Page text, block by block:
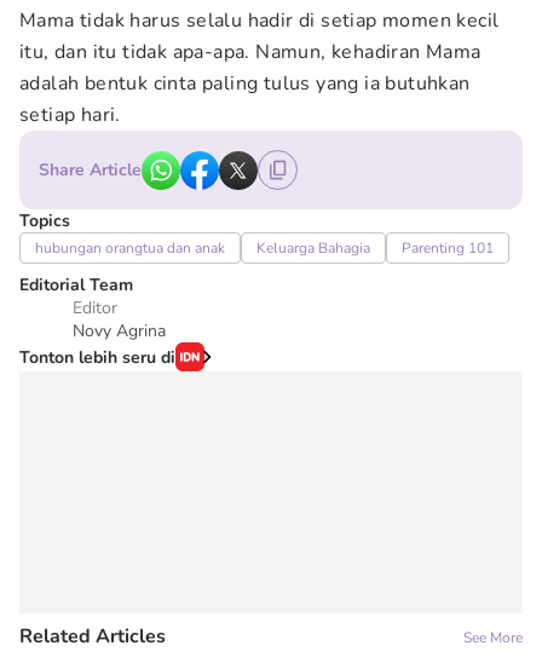
Mama tidak harus selalu hadir di setiap momen kecil
itu, dan itu tidak apa-apa. Namun, kehadiran Mama
adalah bentuk cinta paling tulus yang ia butuhkan
setiap hari.
Share Article
Topics
hubungan orangtua dan anak Keluarga Bahagia Parenting 101
Editorial Team
Editor
Novy Agrina
Tonton lebih seru di
Related Articles See More